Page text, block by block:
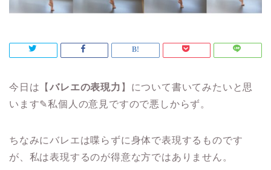
今日は【バレエの表現力 】について書いてみたいと思
います✎私個人の意見ですので悪しからず。
ちなみにバレエは喋らずに身体で表現するものです
が、私は表現するのが得意な方ではありません。